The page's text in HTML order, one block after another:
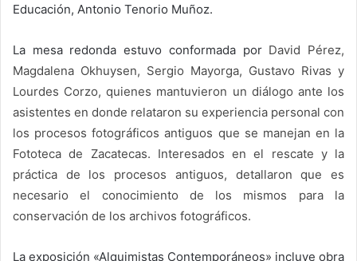
Educación, Antonio Tenorio Muñoz.
La mesa redonda estuvo conformada por David Pérez,
Magdalena Okhuysen, Sergio Mayorga, Gustavo Rivas y
Lourdes Corzo, quienes mantuvieron un diálogo ante los
asistentes en donde relataron su experiencia personal con
los procesos fotográficos antiguos que se manejan en la
Fototeca de Zacatecas. Interesados en el rescate y la
práctica de los procesos antiguos, detallaron que es
necesario el conocimiento de los mismos para la
conservación de los archivos fotográficos.
La exposición «Alquimistas Contemporáneos» incluye obra